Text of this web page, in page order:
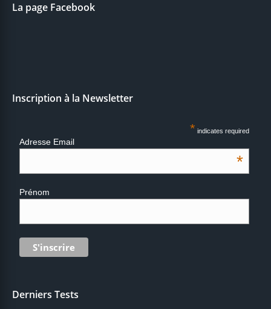
La page Facebook
Inscription à la Newsletter
* indicates required
Adresse Email
*
Prénom
Derniers Tests